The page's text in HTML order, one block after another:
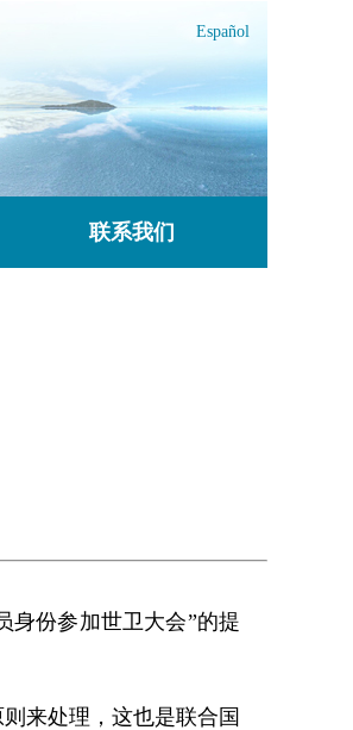
Español
联系我们
身份参加世卫大会”的提
来处理，这也是联合国